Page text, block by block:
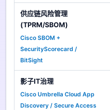
供应链风险管理
(TPRM/SBOM)
Cisco SBOM +
SecurityScorecard /
BitSight
影子IT治理
Cisco Umbrella Cloud App
Discovery / Secure Access